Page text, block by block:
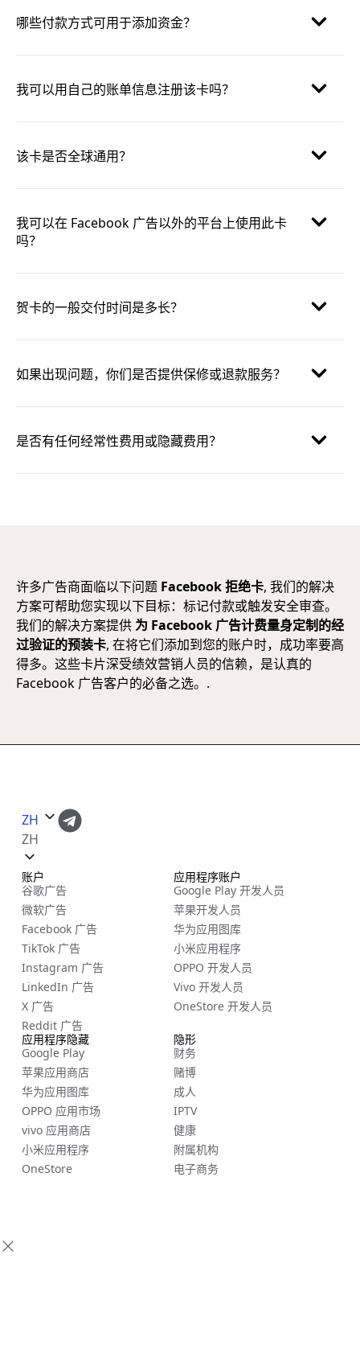
哪些付款方式可用于添加资金？
我可以用自己的账单信息注册该卡吗？
该卡是否全球通用？
我可以在 Facebook 广告以外的平台上使用此卡
吗？
贺卡的一般交付时间是多长？
如果出现问题，你们是否提供保修或退款服务？
是否有任何经常性费用或隐藏费用？
许多广告商面临以下问题 Facebook 拒绝卡, 我们的解决
方案可帮助您实现以下目标：标记付款或触发安全审查。
我们的解决方案提供 为 Facebook 广告计费量身定制的经
过验证的预装卡, 在将它们添加到您的账户时，成功率要高
得多。这些卡片深受绩效营销人员的信赖，是认真的
Facebook 广告客户的必备之选。.
ZH
ZH
账户
谷歌广告
微软广告
Facebook 广告
TikTok 广告
Instagram 广告
LinkedIn 广告
X 广告
Reddit 广告
隐形
财务
赌博
成人
IPTV
健康
附属机构
电子商务
应用程序账户
Google Play 开发人员
苹果开发人员
华为应用图库
小米应用程序
OPPO 开发人员
Vivo 开发人员
OneStore 开发人员
应用程序隐藏
Google Play
苹果应用商店
华为应用图库
OPPO 应用市场
vivo 应用商店
小米应用程序
OneStore